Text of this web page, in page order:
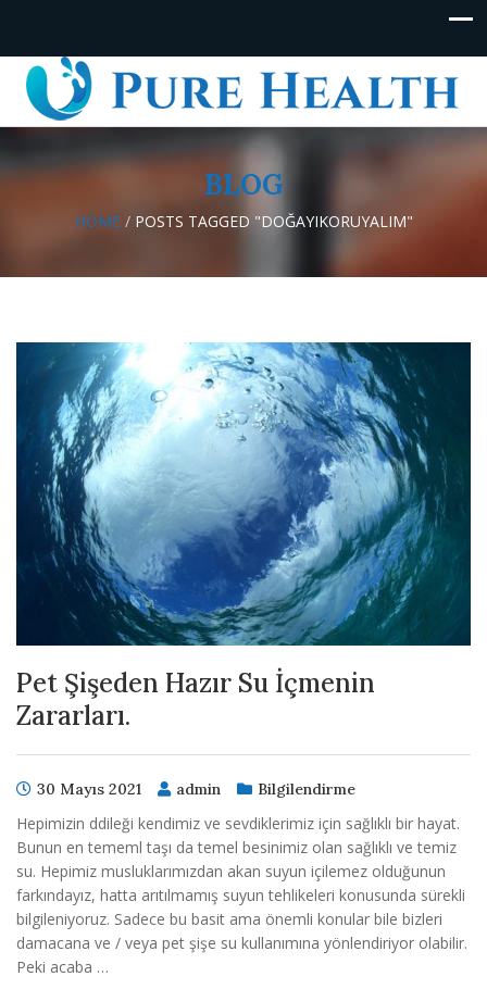
BLOG
HOME/ POSTS TAGGED "DOĞAYIKORUYALIM"
Pet Şişeden Hazır Su İçmenin
Zararları.
30 Mayıs 2021 admin Bilgilendirme
Hepimizin ddileği kendimiz ve sevdiklerimiz için sağlıklı bir hayat.
Bunun en tememl taşı da temel besinimiz olan sağlıklı ve temiz
su. Hepimiz musluklarımızdan akan suyun içilemez olduğunun
farkındayız, hatta arıtılmamış suyun tehlikeleri konusunda sürekli
bilgileniyoruz. Sadece bu basit ama önemli konular bile bizleri
damacana ve / veya pet şişe su kullanımına yönlendiriyor olabilir.
Peki acaba …